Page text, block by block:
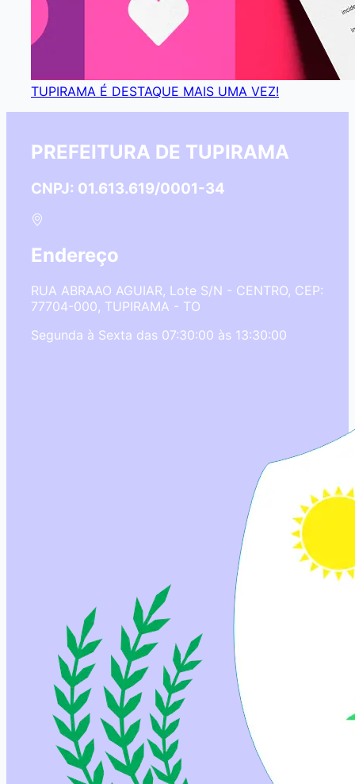
TUPIRAMA É DESTAQUE MAIS UMA VEZ!
PREFEITURA DE TUPIRAMA
CNPJ: 01.613.619/0001-34
Endereço
RUA ABRAAO AGUIAR, Lote S/N - CENTRO, CEP:
77704-000, TUPIRAMA - TO
Segunda à Sexta das 07:30:00 às 13:30:00